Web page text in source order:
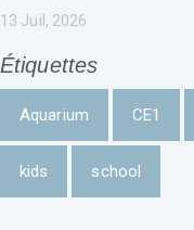
13 Juil, 2026
Étiquettes
Aquarium CE1
kids school